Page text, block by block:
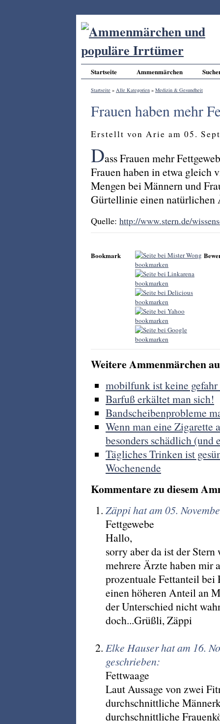
Startseite Ammenmärchen
Startseite » Alle Kategorien » Medizin & Gesundheit
Frauen haben mehr
Erstellt von Arie am 05.
Dass Frauen mehr
Frauen haben in etwa gleich
Mengen bei Männern und
Gürtellinie einen natürlichen
Quelle: http://www.stern.de/
Bookmark
Weitere Ammenmärchen
mobilfunk ist keine
Barfuß erkältet man sich!
Bandscheibenprobleme
Wenn man eine Zigarette
besonders schädlich (und
Tägliches Trinken ist
Wochenende
Kommentare zu diesem
Zäppi hat am 05.
Fettgewebe
Hallo,
sorry aber da ist der
mehrere Ärzte haben mir
prozentuale Fettanteil bei
einen höheren Anteil an
der Unterschied nicht
doch...Grüßli, Zäppi
Elke Hauser hat am 16.
geschrieben:
Fettwaage
Laut Aussage von zwei
durchschnittliche
durchschnittliche